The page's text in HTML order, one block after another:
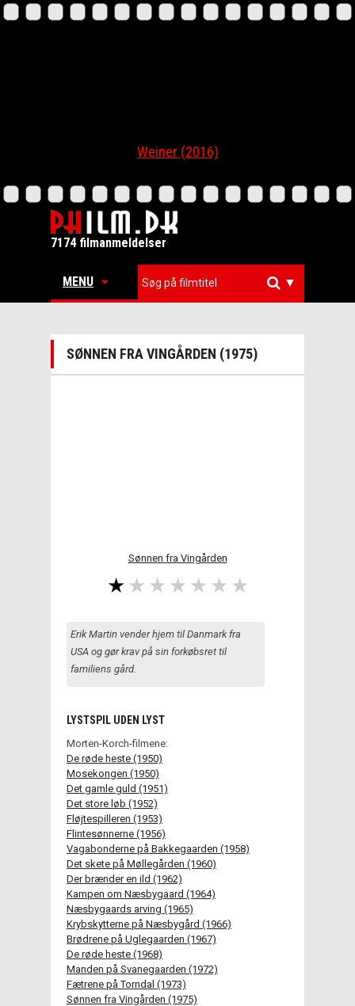
Weiner (2016)
7174 filmanmeldelser
MENU ▼
SØNNEN FRA VINGÅRDEN (1975)
Sønnen fra Vingården
Erik Martin vender hjem til Danmark fra
USA og gør krav på sin forkøbsret til
familiens gård.
LYSTSPIL UDEN LYST
Morten-Korch-filmene:
De røde heste (1950)
Mosekongen (1950)
Det gamle guld (1951)
Det store løb (1952)
Fløjtespilleren (1953)
Flintesønnerne (1956)
Vagabonderne på Bakkegaarden (1958)
Det skete på Møllegården (1960)
Der brænder en ild (1962)
Kampen om Næsbygaard (1964)
Næsbygaards arving (1965)
Krybskytterne på Næsbygård (1966)
Brødrene på Uglegaarden (1967)
De røde heste (1968)
Manden på Svanegaarden (1972)
Fætrene på Torndal (1973)
Sønnen fra Vingården (1975)